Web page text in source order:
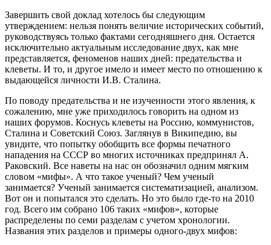
Завершить свой доклад хотелось бы следующим
утверждением: нельзя понять величие исторических событий,
руководствуясь только фактами сегодняшнего дня. Остается
исключительно актуальным исследование двух, как мне
представляется, феноменов наших дней: предательства и
клеветы. И то, и другое имело и имеет место по отношению к
выдающейся личности И.В. Сталина.
По поводу предательства и не изученности этого явления, к
сожалению, мне уже приходилось говорить на одном из
наших форумов. Коснусь клеветы на Россию, коммунистов,
Сталина и Советский Союз. Заглянув в Википедию, вы
увидите, что попытку обобщить все формы печатного
нападения на СССР во многих источниках предпринял А.
Раковский. Все наветы на нас он обозначил одним мягким
словом «мифы». А что такое ученый? Чем ученый
занимается? Ученый занимается систематизацией, анализом.
Вот он и попытался это сделать. Но это было где-то на 2010
год. Всего им собрано 106 таких «мифов», которые
распределены по семи разделам с учетом хронологии.
Названия этих разделов и примеры одного-двух мифов: